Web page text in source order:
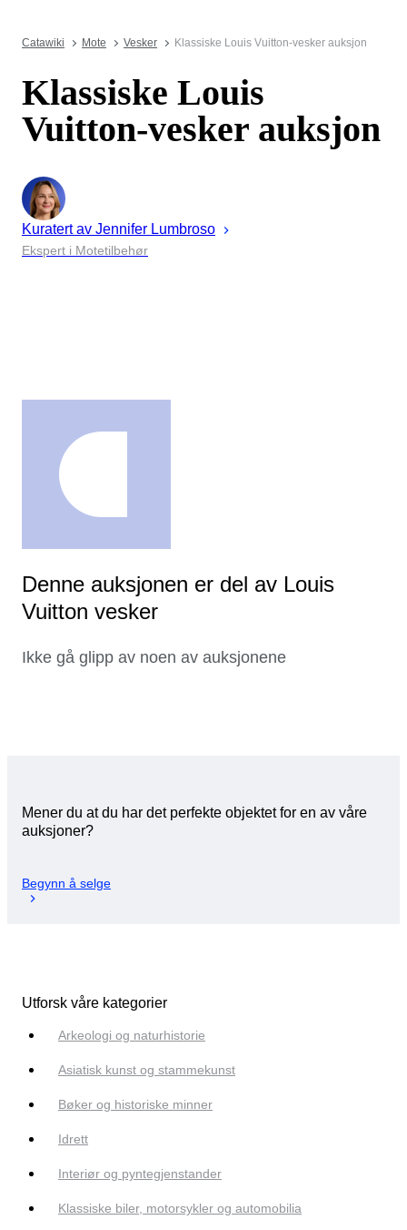
Catawiki Mote Vesker Klassiske Louis Vuitton-vesker auksjon
Klassiske Louis
Vuitton-vesker auksjon
Kuratert av Jennifer Lumbroso
Ekspert i Motetilbehør
Denne auksjonen er del av Louis
Vuitton vesker
Ikke gå glipp av noen av auksjonene
Mener du at du har det perfekte objektet for en av våre
auksjoner?
Begynn å selge
Utforsk våre kategorier
Arkeologi og naturhistorie
Asiatisk kunst og stammekunst
Bøker og historiske minner
Idrett
Interiør og pyntegjenstander
Klassiske biler, motorsykler og automobilia